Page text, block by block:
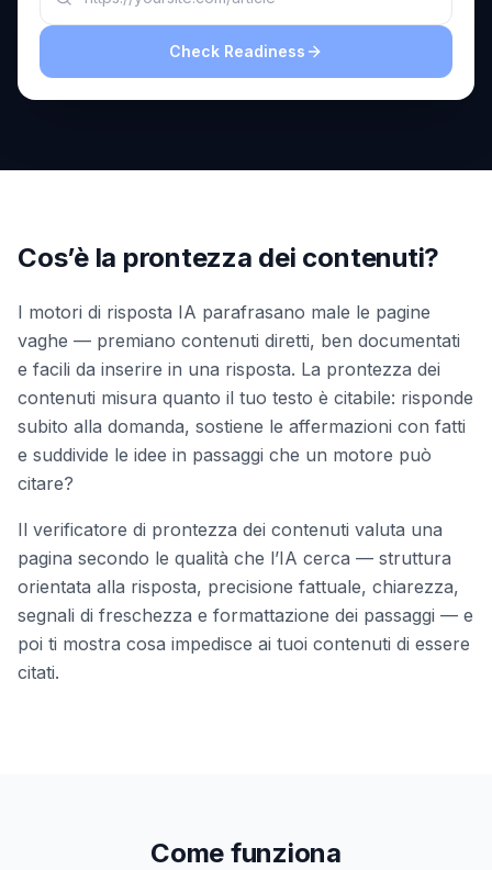
Content
RAISA
Assistant
analisi
Check Readiness
Cos’è la prontezza dei contenuti?
I motori di risposta IA parafrasano male le pagine
vaghe — premiano contenuti diretti, ben documentati
e facili da inserire in una risposta. La prontezza dei
contenuti misura quanto il tuo testo è citabile: risponde
subito alla domanda, sostiene le affermazioni con fatti
e suddivide le idee in passaggi che un motore può
citare?
Il verificatore di prontezza dei contenuti valuta una
pagina secondo le qualità che l’IA cerca — struttura
orientata alla risposta, precisione fattuale, chiarezza,
segnali di freschezza e formattazione dei passaggi — e
poi ti mostra cosa impedisce ai tuoi contenuti di essere
citati.
Come funziona